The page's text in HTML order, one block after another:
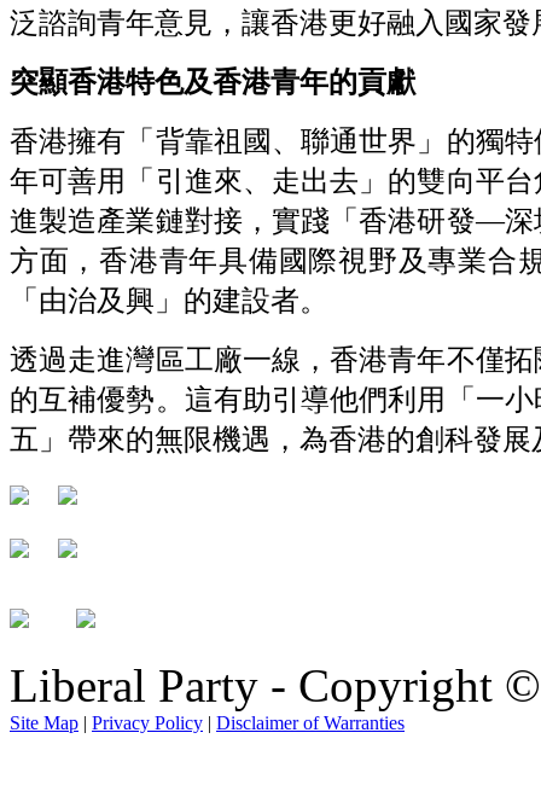
泛諮詢青年意見，讓香港更好融入國家發
突顯香港特色及香港青年的貢獻
香港擁有「背靠祖國、聯通世界」的獨
年可善用「引進來、走出去」的雙向平
進製造產業鏈對接，實踐「香港研發—
方面，香港青年具備國際視野及專業合
「由治及興」的建設者。
透過走進灣區工廠一線，香港青年不僅
的互補優勢。這有助引導他們利用「一
五」帶來的無限機遇，為香港的創科發
Liberal Party - Copyright
Site Map | Privacy Policy | Disclaimer of Warranties